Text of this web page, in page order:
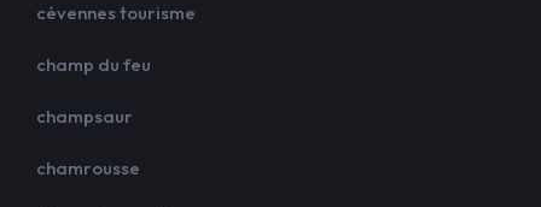
cévennes tourisme
champ du feu
champsaur
chamrousse